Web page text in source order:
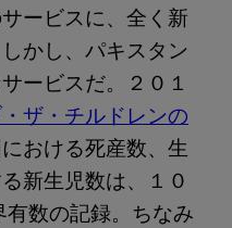
ービスに、全く新
かし、パキスタン
ービスだ。２０１
ザ・チルドレンの
おける死産数、生
新生児数は、１０
数の記録。ちなみ